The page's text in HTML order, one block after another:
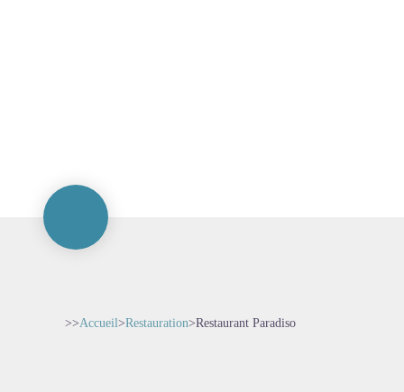
>>Accueil>Restauration>Restaurant Paradiso